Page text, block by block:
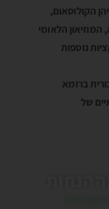
הקולוסאום,
המוזיאון הלאומי
ועוד. 30+ אטרקציות נוספות
ברומא
של